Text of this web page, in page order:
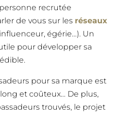
recrutée
de vous sur les réseaux
égérie…). Un
pour développer sa
pour sa marque est
et coûteux… De plus,
trouvés, le projet